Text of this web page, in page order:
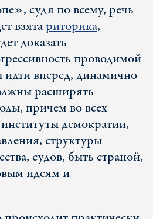
судя по всему, речь
взятариторика,
доказать
проводимой
вперед, динамично
расширять
причем во всех
демократии,
структуры
судов, быть страной,
идеям и